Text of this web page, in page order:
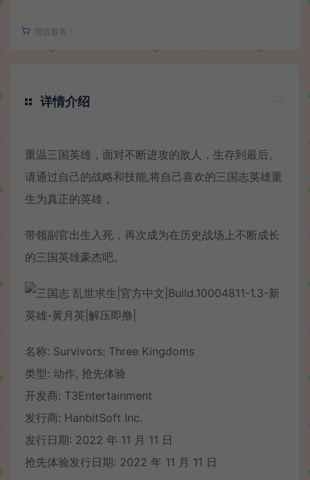
增值服务：
详情介绍
重温三国英雄，面对不断进攻的敌人，生存到最后。
请通过自己的战略和技能,将自己喜欢的三国志英雄重
生为真正的英雄，
带领副官出生入死，再次成为在历史战场上不断成长
的三国英雄豪杰吧。
名称: Survivors: Three Kingdoms
类型: 动作, 抢先体验
开发商: T3Entertainment
发行商: HanbitSoft Inc.
发行日期: 2022 年 11 月 11 日
抢先体验发行日期: 2022 年 11 月 11 日